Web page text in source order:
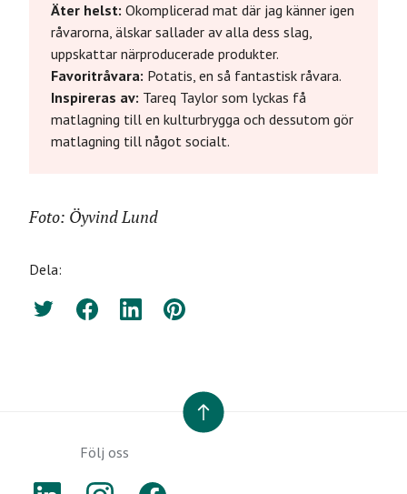
Äter helst: Okomplicerad mat där jag känner igen
råvarorna, älskar sallader av alla dess slag,
uppskattar närproducerade produkter.
Favoritråvara: Potatis, en så fantastisk råvara.
Inspireras av: Tareq Taylor som lyckas få
matlagning till en kulturbrygga och dessutom gör
matlagning till något socialt.
Foto: Öyvind Lund
Dela:
TwitterFacebookLinkedInPinterest
TILL TOPPEN
Följ oss
LINKEDININSTAGRAM